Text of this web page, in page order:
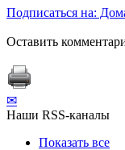
Подписаться на:
Оставить
✉
Наши RSS-каналы
Показать все